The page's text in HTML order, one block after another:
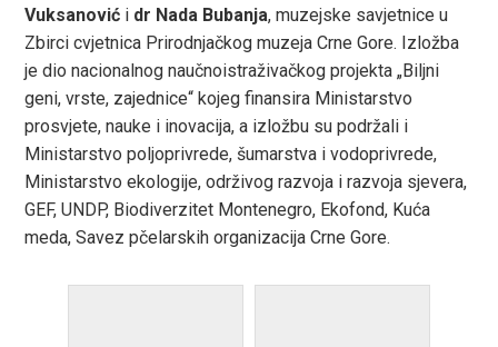
Vuksanović i dr Nada Bubanja, muzejske savjetnice u
Zbirci cvjetnica Prirodnjačkog muzeja Crne Gore. Izložba
je dio nacionalnog naučnoistraživačkog projekta „Biljni
geni, vrste, zajednice“ kojeg finansira Ministarstvo
prosvjete, nauke i inovacija, a izložbu su podržali i
Ministarstvo poljoprivrede, šumarstva i vodoprivrede,
Ministarstvo ekologije, održivog razvoja i razvoja sjevera,
GEF, UNDP, Biodiverzitet Montenegro, Ekofond, Kuća
meda, Savez pčelarskih organizacija Crne Gore.